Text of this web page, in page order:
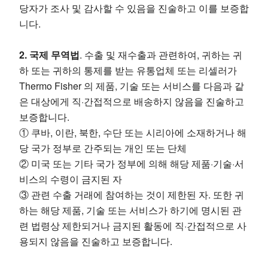
당자가 조사 및 감사할 수 있음을 진술하고 이를 보증합
니다.
2. 국제 무역법. 수출 및 재수출과 관련하여, 귀하는 귀
하 또는 귀하의 통제를 받는 유통업체 또는 리셀러가
Thermo Fisher 의 제품, 기술 또는 서비스를 다음과 같
은 대상에게 직·간접적으로 배송하지 않음을 진술하고
보증합니다.
① 쿠바, 이란, 북한, 수단 또는 시리아에 소재하거나 해
당 국가 정부로 간주되는 개인 또는 단체
② 미국 또는 기타 국가 정부에 의해 해당 제품·기술·서
비스의 수령이 금지된 자
③ 관련 수출 거래에 참여하는 것이 제한된 자. 또한 귀
하는 해당 제품, 기술 또는 서비스가 하기에 명시된 관
련 법령상 제한되거나 금지된 활동에 직·간접적으로 사
용되지 않음을 진술하고 보증합니다.